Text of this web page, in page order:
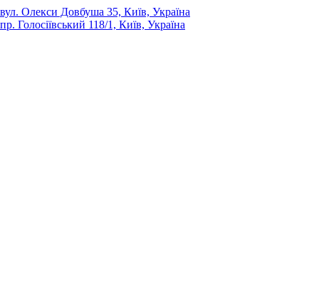
вул. Олекси Довбуша 35, Київ, Україна
пр. Голосіївський 118/1, Київ, Україна